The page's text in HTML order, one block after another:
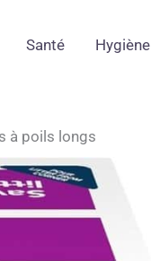
Santé Hygiène
à poils longs